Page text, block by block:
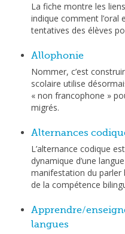
La fiche montre les
indique comment l’oral
tentatives des élèves
Allophonie
Nommer, c’est
scolaire utilise
« non francophone »
migrés.
Alternances
L’alternance codique
dynamique d’une
manifestation du parler
de la compétence
Apprendre/
langues